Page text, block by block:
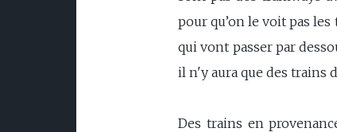
pour qu’on le voit pas
qui vont passer par
il n'y aura que des trains
Des trains en